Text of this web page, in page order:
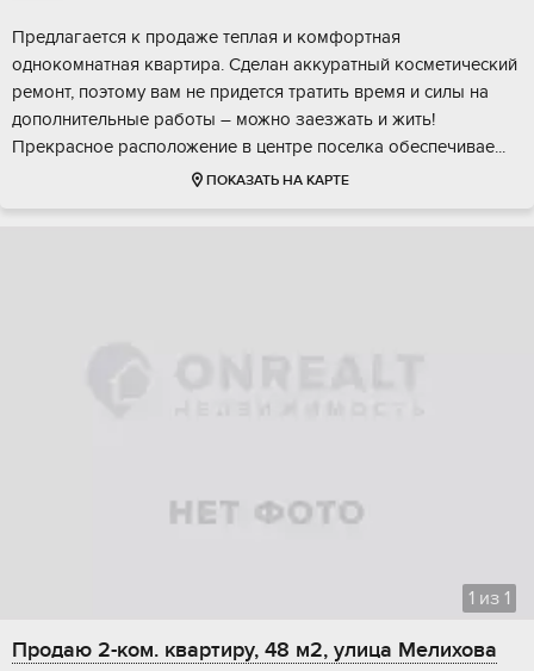
Предлагается к продаже теплая и комфортная
однокомнатная квартира. Сделан аккуратный косметический
ремонт, поэтому вам не придется тратить время и силы на
дополнительные работы – можно заезжать и жить!
Прекрасное расположение в центре поселка обеспечивае...
ПОКАЗАТЬ НА КАРТЕ
1 из 1
Продаю 2-ком. квартиру, 48 м2, улица Мелихова